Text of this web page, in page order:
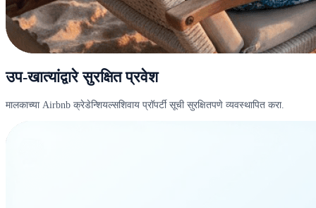
उप-खात्यांद्वारे सुरक्षित प्रवेश
मालकाच्या Airbnb क्रेडेन्शियल्सशिवाय प्रॉपर्टी सूची सुरक्षितपणे व्यवस्थापित करा.